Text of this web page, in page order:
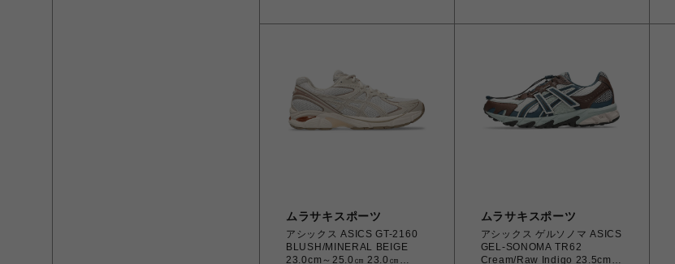
ムラサキスポーツ
アシックス ASICS GT-2160
BLUSH/MINERAL BEIGE
23.0cm～25.0㎝ 23.0㎝
ムラサキスポーツ
アシックス ゲルソノマ ASICS
GEL-SONOMA TR62
Cream/Raw Indigo 23.5cm～